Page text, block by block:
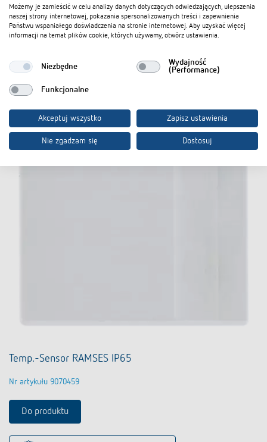
Dodaj do koszyka dokumentów
Karta katalogowa
Temp.-Sensor RAMSES IP65
Nr artykułu 9070459
Do produktu
Możemy je zamieścić w celu analizy danych dotyczących odwiedzających, ulepszenia
naszej strony internetowej, pokazania spersonalizowanych treści i zapewnienia
Państwu wspaniałego doświadczenia na stronie internetowej. Aby uzyskać więcej
informacji na temat plików cookie, których używamy, otwórz ustawienia.
Niezbędne
Wydajność
(Performance)
Funkcjonalne
Akceptuj wszystko Zapisz ustawienia
Nie zgadzam się Dostosuj